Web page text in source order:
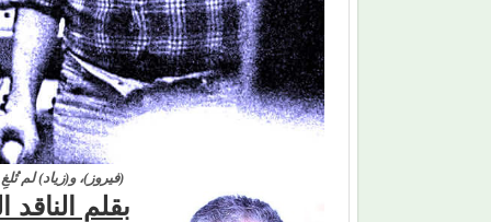
(فيروز)، و(زياد) لم
بقلم